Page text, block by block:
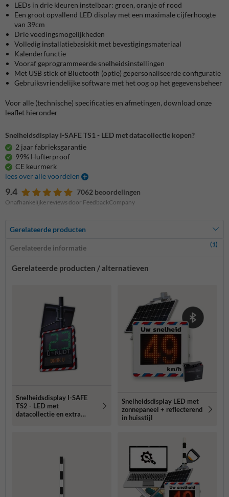
LEDs in drie kleuren instelbaar: groen, oranje of rood
Een groot opvallend LED display met een maximale cijferhoogte
van 39cm
Drie voedingsmogelijkheden
Volledig installatiebasiskit met bevestigingsmateriaal
Kalenderfunctie
Vooraf geprogrammeerde snelheidsinstellingen
Met USB stick of Bluetooth (optie) gepersonaliseerde configuratie
Gebruiksvriendelijke software met het oog op het gegevensbeheer
Voor alle (technische) specificaties en afmetingen, download onze
leaflet hieronder
Snelheidsdisplay I-SAFE TS1 - LED met datacollectie kopen?
2 jaar fabrieksgarantie
99% Hufterproof
CE keurmerk
lees over alle voordelen
9.4 7062 beoordelingen
Onafhankelijke reviews door FeedbackCompany
Gerelateerde producten
Gerelateerde informatie (1)
Gerelateerde producten / alternatieven
Snelheidsdisplay I-SAFE
TS2 - LED met
datacollectie en extra
Snelheidsdisplay LED met
zonnepaneel + reflecterend
in huisstijl